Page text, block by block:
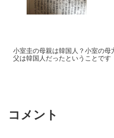
小室圭の母親は韓国人？小室の母
父は韓国人だったということです
コメント